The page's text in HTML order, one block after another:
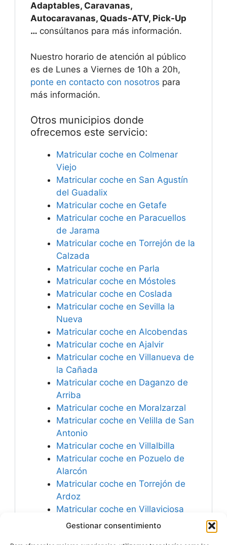
Gestionar consentimiento
Adaptables, Caravanas,
Autocaravanas, Quads-ATV, Pick-Up
… consúltanos para más información.
Nuestro horario de atención al público
es de Lunes a Viernes de 10h a 20h,
ponte en contacto con nosotros para
más información.
Otros municipios donde
ofrecemos este servicio:
Matricular coche en Colmenar
Viejo
Matricular coche en San Agustín
del Guadalix
Matricular coche en Getafe
Matricular coche en Paracuellos
de Jarama
Matricular coche en Torrejón de la
Calzada
Matricular coche en Parla
Matricular coche en Móstoles
Matricular coche en Coslada
Matricular coche en Sevilla la
Nueva
Matricular coche en Alcobendas
Matricular coche en Ajalvir
Matricular coche en Villanueva de
la Cañada
Matricular coche en Daganzo de
Arriba
Matricular coche en Moralzarzal
Matricular coche en Velilla de San
Antonio
Matricular coche en Villalbilla
Matricular coche en Pozuelo de
Alarcón
Matricular coche en Torrejón de
Ardoz
Matricular coche en Villaviciosa
de Odón